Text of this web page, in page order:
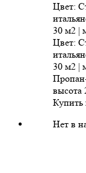
Цвет:
30 м2 |
Цвет:
30 м2 |
высота
Купить
Нет в